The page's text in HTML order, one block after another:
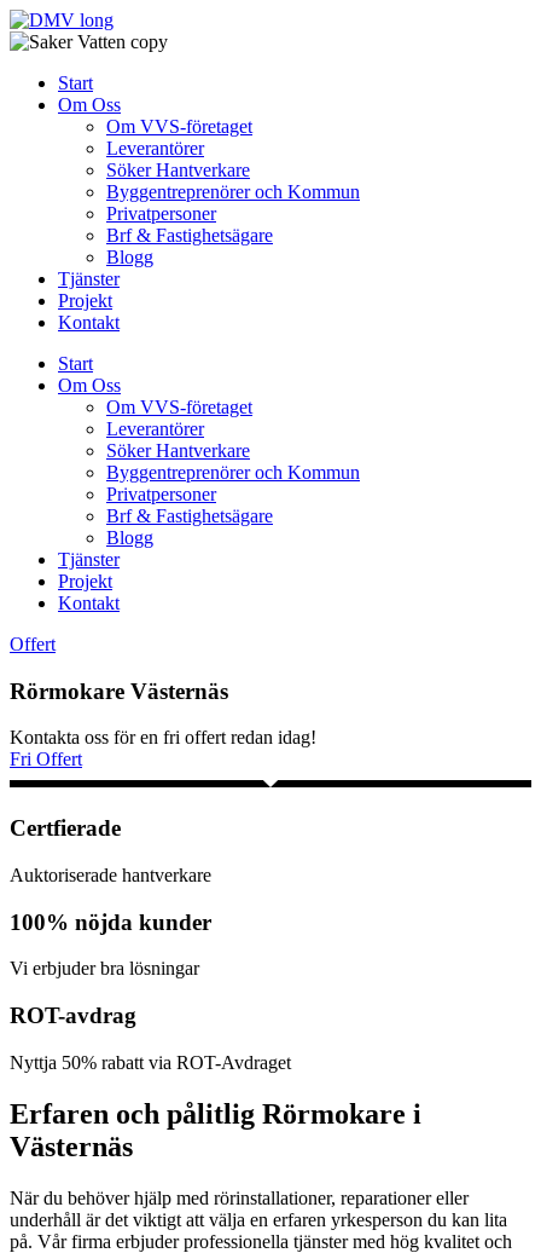
Skip
to
Start
Om Oss
Om VVS-företaget
Leverantörer
Söker Hantverkare
Byggentreprenörer och Kommun
Privatpersoner
Brf & Fastighetsägare
Blogg
Tjänster
Projekt
Kontakt
Start
Om Oss
Om VVS-företaget
Leverantörer
Söker Hantverkare
Byggentreprenörer och Kommun
Privatpersoner
Brf & Fastighetsägare
Blogg
Tjänster
Projekt
Kontakt
Offert
Rörmokare Västernäs
Kontakta oss för en fri offert redan idag!
Fri Offert
Certfierade
Auktoriserade hantverkare
100% nöjda kunder
Vi erbjuder bra lösningar
ROT-avdrag
Nyttja 50% rabatt via ROT-Avdraget
Erfaren och pålitlig Rörmokare i
Västernäs
När du behöver hjälp med rörinstallationer, reparationer eller
underhåll är det viktigt att välja en erfaren yrkesperson du kan lita
på. Vår firma erbjuder professionella tjänster med hög kvalitet och